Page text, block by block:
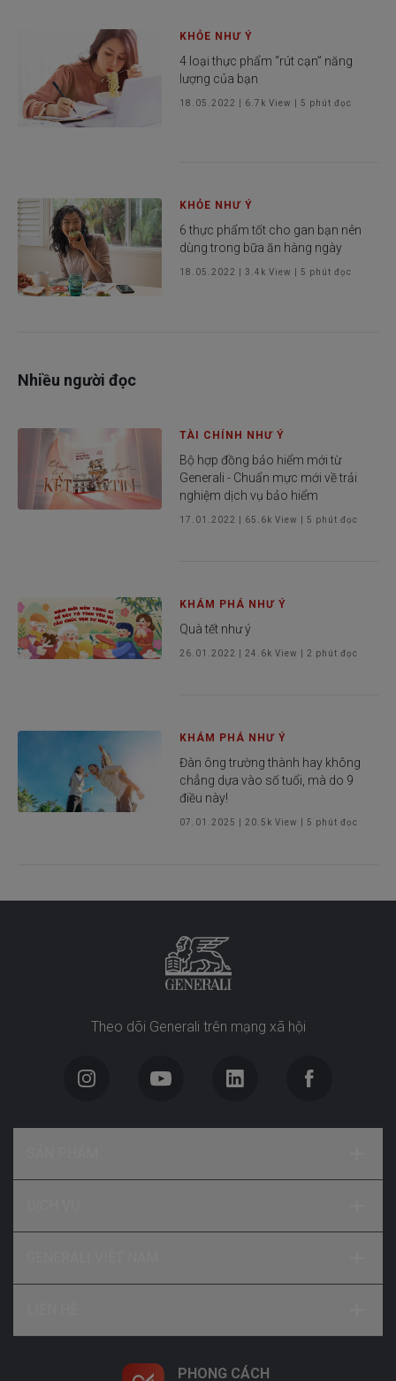
KHỎE NHƯ Ý
4 loại thực phẩm “rút cạn” năng
lượng của bạn
18.05.2022 6.7k View |5 phút đọc
KHỎE NHƯ Ý
6 thực phẩm tốt cho gan bạn nên
dùng trong bữa ăn hàng ngày
18.05.2022 |3.4k View |5 phút đọc
Nhiều người đọc
TÀI CHÍNH NHƯ Ý
Bộ hợp đồng bảo hiểm mới từ
Generali - Chuẩn mực mới về trải
nghiệm dịch vụ bảo hiểm
17.01.2022 65.6k View |5 phút đọc
KHÁM PHÁ NHƯ Ý
Quà tết như ý
26.01.2022 24.6k View | 2 phút đọc
KHÁM PHÁ NHƯ Ý
Đàn ông trường thành hay không
chẳng dựa vào số tuổi, mà do 9
điều này!
07.01.2025 20.5k View |5 phút đọc
Theo dõi Generali trên mạng xã hội
PHONG CÁCH